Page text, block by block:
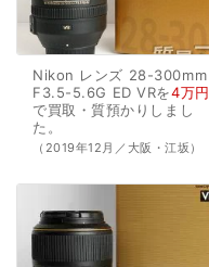
Nikon レンズ 28-300mm
F3.5-5.6G ED VRを4万円
で買取・質預かり しまし
た。
（2019年12月／大阪・江坂）